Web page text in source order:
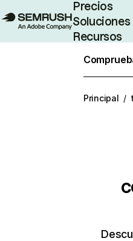
Precios
Soluciones
Recursos
Principal /